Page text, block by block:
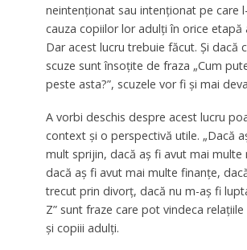
neintenționat sau intenționat pe care
cauza copiilor lor adulți în orice etapă
Dar acest lucru trebuie făcut. Și dacă
scuze sunt însoțite de fraza „Cum
peste asta?”, scuzele vor fi și mai
A vorbi deschis despre acest lucru
context și o perspectivă utile. „Dacă
mult sprijin, dacă aș fi avut mai multe
dacă aș fi avut mai multe finanțe,
trecut prin divorț, dacă nu m-aș fi
Z” sunt fraze care pot vindeca
și copiii adulți.